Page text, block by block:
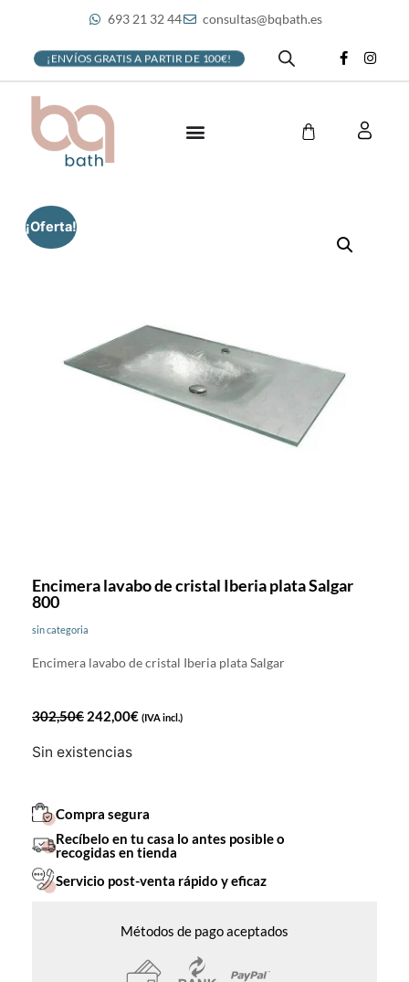
693 21 32 44 consultas@bqbath.es
¡ENVÍOS GRATIS A PARTIR DE 100€!
¡Oferta!
Encimera lavabo de cristal Iberia plata Salgar
800
sin categoria
Encimera lavabo de cristal Iberia plata Salgar
302,50€ 242,00€ (IVA incl.)
Sin existencias
Compra segura
Recíbelo en tu casa lo antes posible o
recogidas en tienda
Servicio post-venta rápido y eficaz
Métodos de pago aceptados